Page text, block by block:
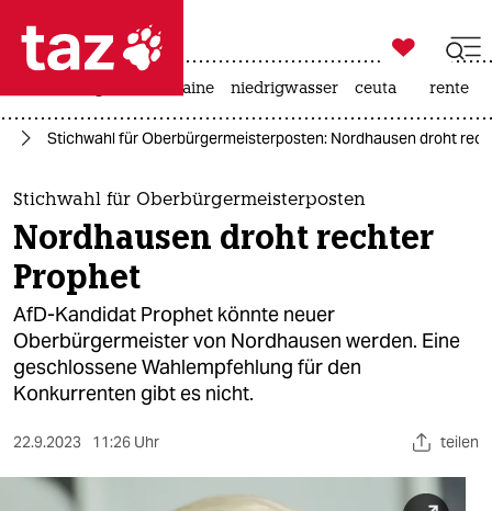
 taz zahl ich
taz zahl ich
themen
politik
öko
gesellschaft
kultur
sport
berlin

taz zahl ich
krieg in der ukraine niedrigwasser ceuta rente
Stichwahl für Oberbürgermeisterposten: Nordhausen droht
Stichwahl für Oberbürgermeisterposten
Nordhausen droht rechter
Prophet
AfD-Kandidat Prophet könnte neuer
Oberbürgermeister von Nordhausen werden. Eine
geschlossene Wahlempfehlung für den
Konkurrenten gibt es nicht.
22.9.2023 11:26 Uhr teilen